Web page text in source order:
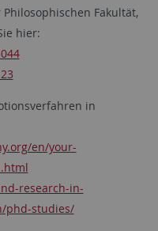
Fakultät,
hier:
in
en/your-
research-in-
phd-studies/